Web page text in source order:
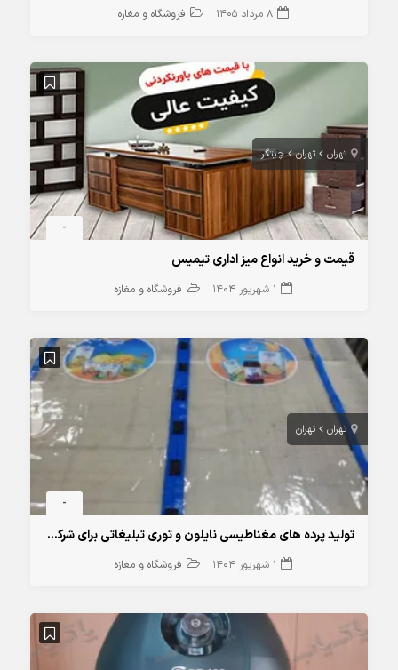
8 مرداد 1405 فروشگاه و مغازه
تهران تهران چیتگر
-
قيمت و خريد انواع ميز اداري تيميس
1 شهریور 1404 فروشگاه و مغازه
تهران تهران
-
تولید پرده های مغناطیسی نایلون و توری تبلیغاتی برای شرکت‌های لبنی و غیره
1 شهریور 1404 فروشگاه و مغازه